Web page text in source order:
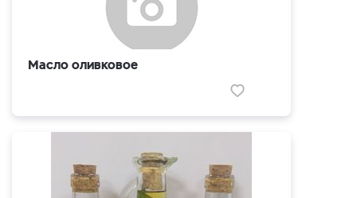
Масло оливковое